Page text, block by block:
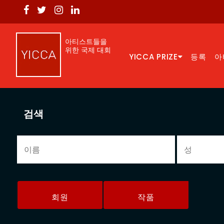
아티스트들을
위한 국제 대회
YICCA PRIZE 등록
검색
회원 작품